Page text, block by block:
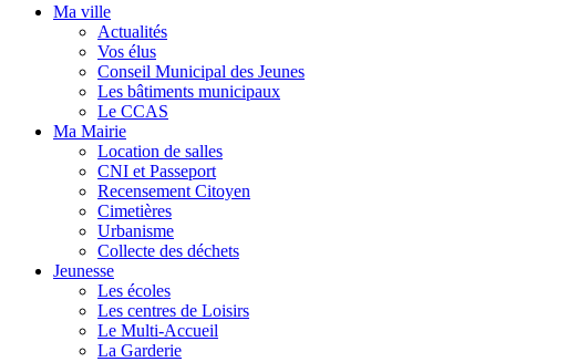
Ma ville
Actualités
Vos élus
Conseil Municipal des Jeunes
Les bâtiments municipaux
Le CCAS
Ma Mairie
Location de salles
CNI et Passeport
Recensement Citoyen
Cimetières
Urbanisme
Collecte des déchets
Jeunesse
Les écoles
Les centres de Loisirs
Le Multi-Accueil
La Garderie